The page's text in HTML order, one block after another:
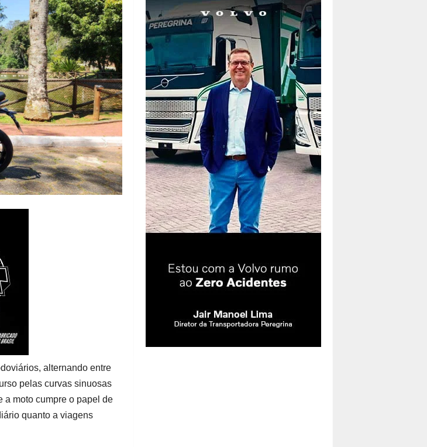
alternando entre
pelas curvas sinuosas
a moto cumpre o papel de
quanto a viagens